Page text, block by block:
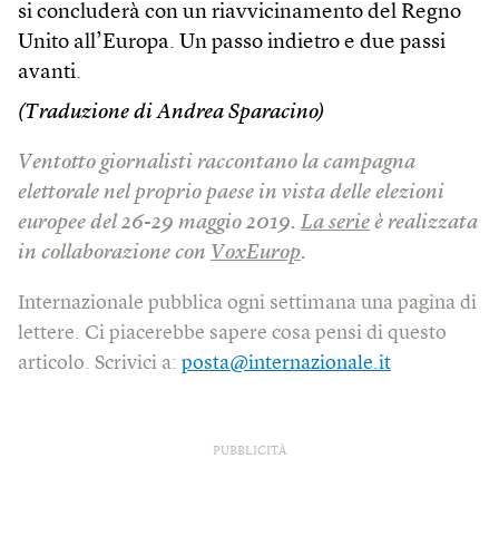
si concluderà con un riavvicinamento del Regno
Unito all’Europa. Un passo indietro e due passi
avanti.
(Traduzione di Andrea Sparacino)
Ventotto giornalisti raccontano la campagna
elettorale nel proprio paese in vista delle elezioni
europee del 26-29 maggio 2019. La serie è realizzata
in collaborazione con VoxEurop.
Internazionale pubblica ogni settimana una pagina di
lettere. Ci piacerebbe sapere cosa pensi di questo
articolo. Scrivici a: posta@internazionale.it
PUBBLICITÀ